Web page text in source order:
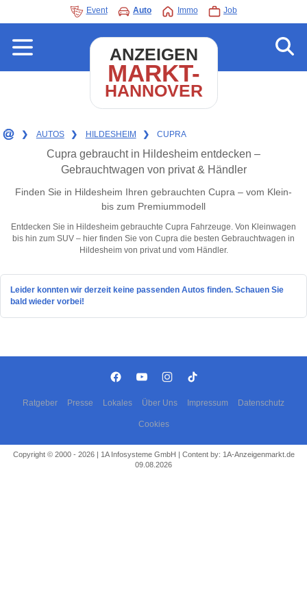
Event Auto Immo Job
ANZEIGEN
MARKT-
HANNOVER
❯ AUTOS ❯ HILDESHEIM ❯ CUPRA
Cupra gebraucht in Hildesheim entdecken –
Gebrauchtwagen von privat & Händler
Finden Sie in Hildesheim Ihren gebrauchten Cupra – vom Klein-
bis zum Premiummodell
Entdecken Sie in Hildesheim gebrauchte Cupra Fahrzeuge. Von Kleinwagen
bis hin zum SUV – hier finden Sie von Cupra die besten Gebrauchtwagen in
Hildesheim von privat und vom Händler.
Leider konnten wir derzeit keine passenden Autos finden. Schauen Sie
bald wieder vorbei!
Ratgeber Presse Lokales Über Uns Impressum Datenschutz
Cookies
Copyright © 2000 - 2026 | 1A Infosysteme GmbH | Content by: 1A-Anzeigenmarkt.de
09.08.2026